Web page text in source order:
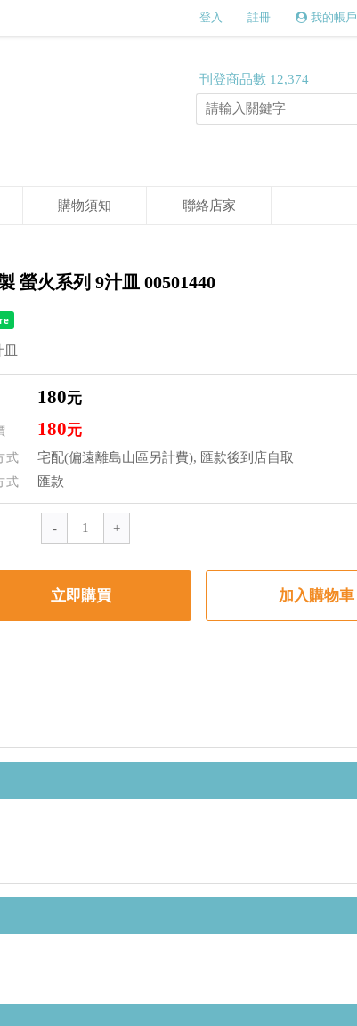
登入 註冊 我的帳戶
刊登商品數 12,374
購物須知 聯絡店家
螢火系列 9汁皿 00501440
皿
180元
180元
式 宅配(偏遠離島山區另計費), 匯款後到店自取
式 匯款
立即購買 加入購物車